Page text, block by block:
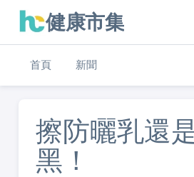
健康市集
首頁 新聞
擦防曬乳還
黑！